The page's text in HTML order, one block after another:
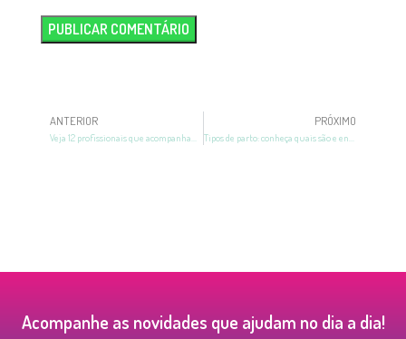
ANTERIOR PRÓXIMO
Acompanhe as novidades que ajudam no dia a dia!